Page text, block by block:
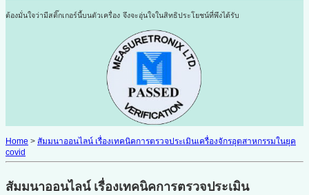
ต้องมั่นใจว่ามีสติ๊กเกอร์นี้บนตัวเครื่อง จึงจะอุ่นใจในสิทธิประโยชน์ที่พึงได้รับ
Home > สัมมนาออนไลน์ เรื่องเทคนิคการตรวจประเมินเครื่องจักรอุตสาหกรรมในยุค
covid
สัมมนาออนไลน์ เรื่องเทคนิคการตรวจประเมิน